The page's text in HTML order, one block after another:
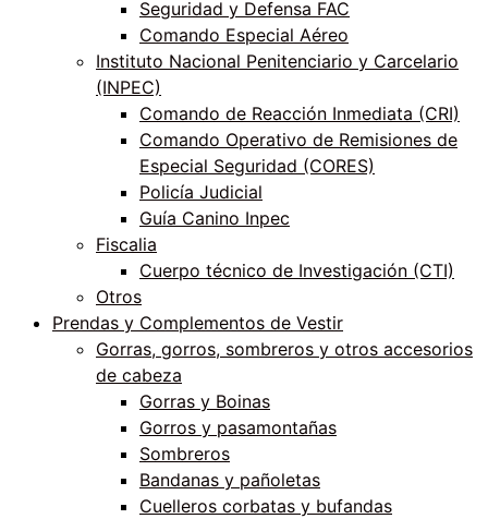
Seguridad y Defensa FAC
Comando Especial Aéreo
Instituto Nacional Penitenciario y Carcelario
(INPEC)
Comando de Reacción Inmediata (CRI)
Comando Operativo de Remisiones de
Especial Seguridad (CORES)
Policía Judicial
Guía Canino Inpec
Fiscalia
Cuerpo técnico de Investigación (CTI)
Otros
Prendas y Complementos de Vestir
Gorras, gorros, sombreros y otros accesorios
de cabeza
Gorras y Boinas
Gorros y pasamontañas
Sombreros
Bandanas y pañoletas
Cuelleros corbatas y bufandas